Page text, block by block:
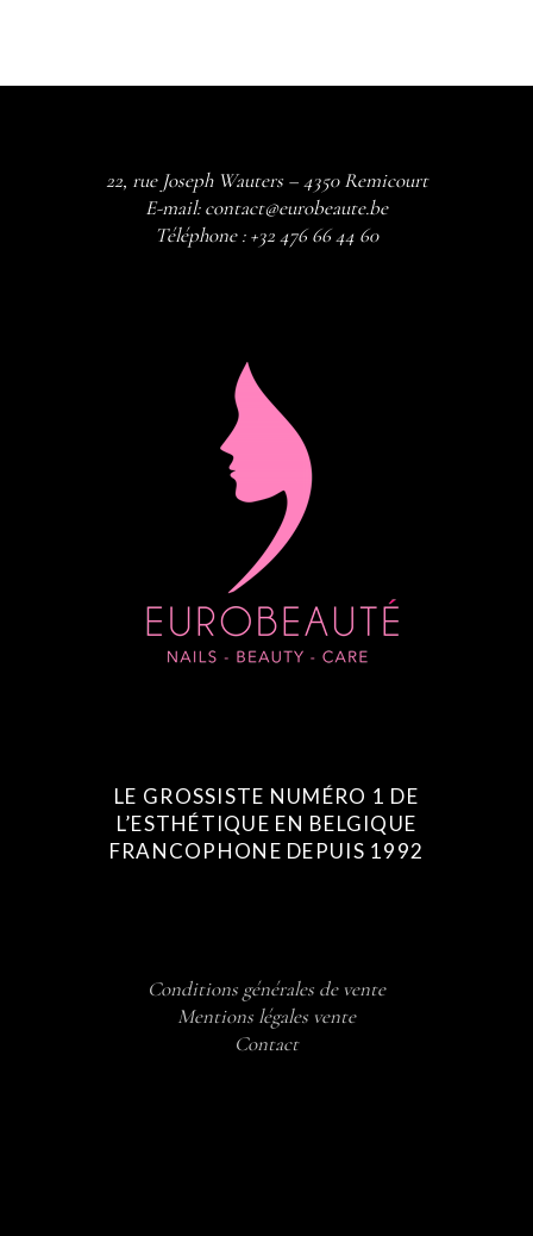
22, rue Joseph Wauters – 4350 Remicourt
E-mail:contact@eurobeaute.be
Téléphone :+32 476 66 44 60
LE GROSSISTE NUMÉRO 1 DE
L’ESTHÉTIQUE EN BELGIQUE
FRANCOPHONE DEPUIS 1992
Conditions générales de vente
Mentions légales vente
Contact